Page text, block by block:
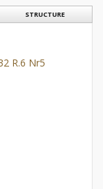
STRUCTURE
R.6 Nr5